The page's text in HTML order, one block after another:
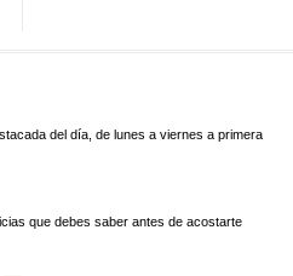
del día, de lunes a viernes a primera
que debes saber antes de acostarte